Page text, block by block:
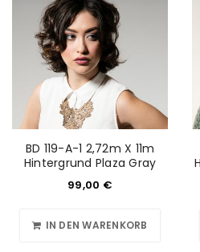
BD 119-A-1 2,72m X 11m
Hintergrund Plaza Gray
99,00 €
IN DEN WARENKORB